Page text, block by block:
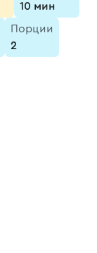
10 мин
Порции
2